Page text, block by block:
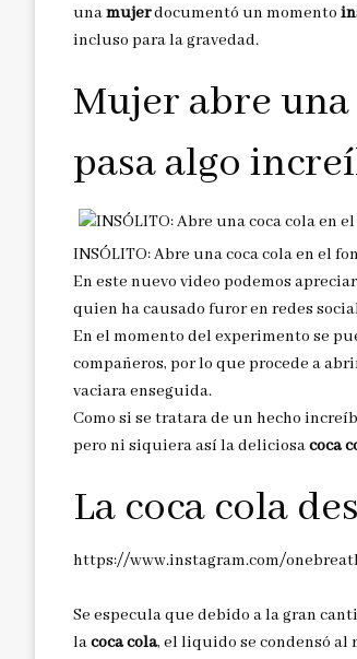
unamujerdocumentó un momento
incluso para la gravedad.
Mujer abre
pasa algo
INSÓLITO: Abre una coca cola en el
En este nuevo video podemos
quien ha causado furor en redes
En el momento del experimento se
compañeros, por lo que procede a
vaciara enseguida.
Como si se tratara de un hecho
pero ni siquiera así la deliciosacoca
La coca cola
https://www.instagram.com/
Se especula que debido a la gran
lacoca cola, el liquido se condensó al